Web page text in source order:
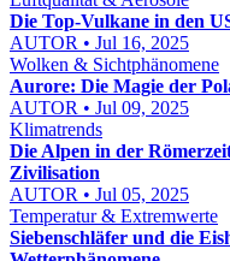
Die Top-Vulkane in den
AUTOR • Jul 16, 2025
Wolken & Sichtphänomene
Aurore: Die Magie der
AUTOR • Jul 09, 2025
Klimatrends
Die Alpen in der
Zivilisation
AUTOR • Jul 05, 2025
Temperatur & Extremwerte
Siebenschläfer und die